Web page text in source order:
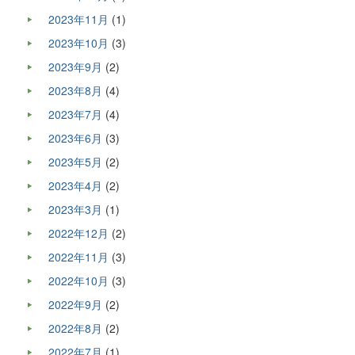
2023年11月 (1)
2023年10月 (3)
2023年9月 (2)
2023年8月 (4)
2023年7月 (4)
2023年6月 (3)
2023年5月 (2)
2023年4月 (2)
2023年3月 (1)
2022年12月 (2)
2022年11月 (3)
2022年10月 (3)
2022年9月 (2)
2022年8月 (2)
2022年7月 (1)